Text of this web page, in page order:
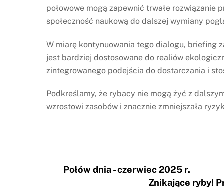
połowowe mogą zapewnić trwałe rozwiązanie
społeczność naukową do dalszej wymiany
W miarę kontynuowania tego dialogu, briefing
jest bardziej dostosowane do realiów
zintegrowanego podejścia do dostarczania i
Podkreślamy, że rybacy nie mogą żyć z
wzrostowi zasobów i znacznie zmniejszała
Połów dnia - czerwiec 2025 r.
Znikające ryby!